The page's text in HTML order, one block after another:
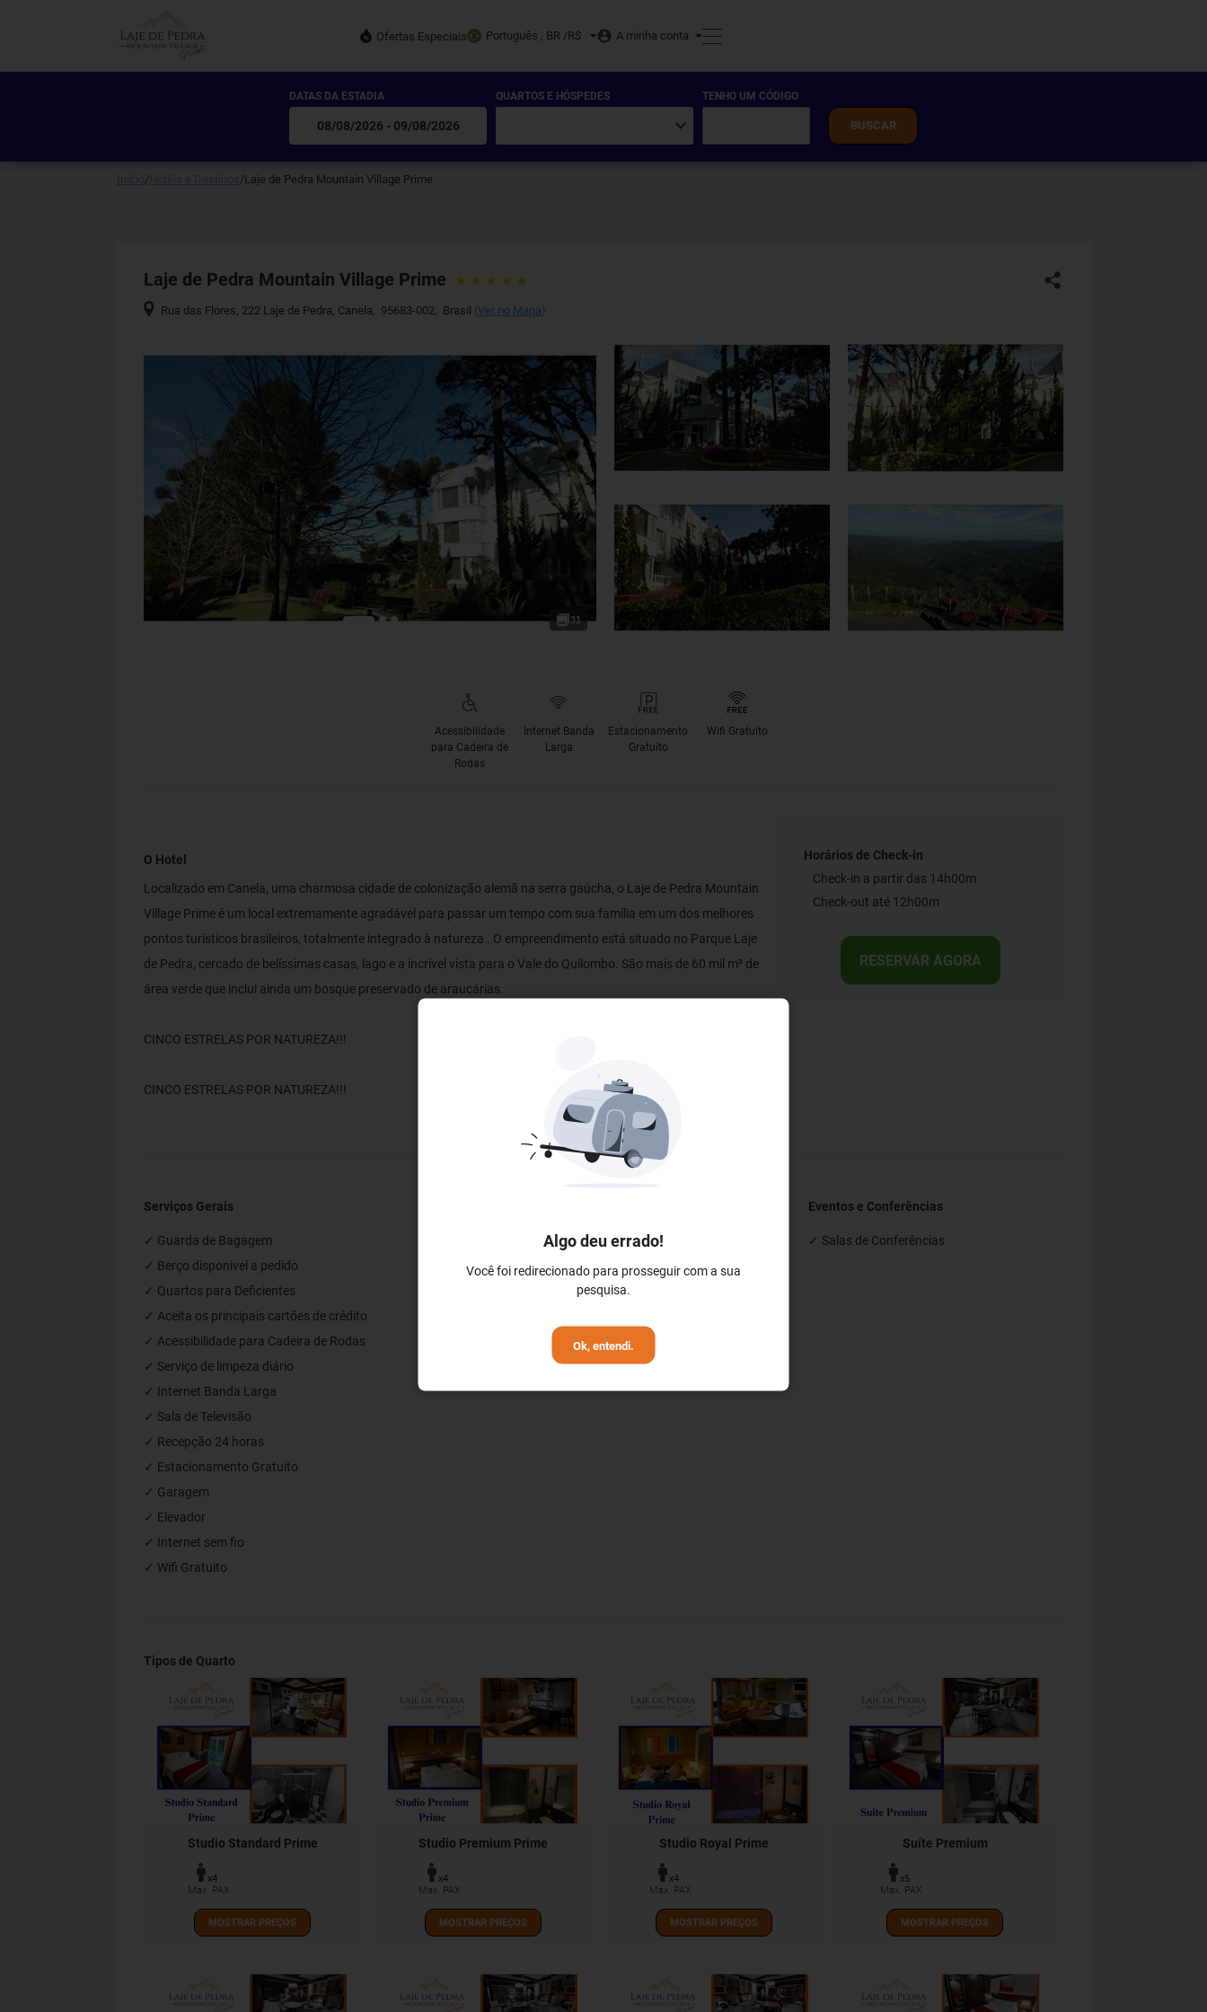
Ofertas Especiais Português , BR /R$ A minha conta
Algo deu errado!
Você foi redirecionado para prosseguir com a sua
pesquisa.
Ok, entendi.
DATAS DA ESTADIA QUARTOS E HÓSPEDES TENHO UM CÓDIGO
BUSCAR
/ /Laje de Pedra Mountain Village Prime
Laje de Pedra Mountain Village Prime
Rua das Flores, 222 Laje de Pedra, Canela, 95683-002, Brasil (Ver no Mapa)
31
Acessibilidade
para Cadeira de
Rodas
Internet Banda
Larga
Estacionamento
Gratuito
Wifi Gratuito
O Hotel
Localizado em Canela, uma charmosa cidade de colonização alemã na serra gaúcha, o Laje de Pedra Mountain
Village Prime é um local extremamente agradável para passar um tempo com sua família em um dos melhores
pontos turísticos brasileiros, totalmente integrado à natureza . O empreendimento está situado no Parque Laje
de Pedra, cercado de belíssimas casas, lago e a incrível vista para o Vale do Quilombo. São mais de 60 mil m² de
área verde que inclui ainda um bosque preservado de araucárias.
CINCO ESTRELAS POR NATUREZA!!!
CINCO ESTRELAS POR NATUREZA!!!
Horários de Check-in
Check-in a partir das 14h00m
Check-out até 12h00m
RESERVAR AGORA
Serviços Gerais
✓ Guarda de Bagagem
✓ Berço disponivel a pedido
✓ Quartos para Deficientes
✓ Aceita os principais cartões de crédito
✓ Acessibilidade para Cadeira de Rodas
✓ Serviço de limpeza diário
✓ Internet Banda Larga
✓ Sala de Televisão
✓ Recepção 24 horas
✓ Estacionamento Gratuito
✓ Garagem
✓ Elevador
✓ Internet sem fio
✓ Wifi Gratuito
✓ Aluguel de bicicletas
✓ Espaço Kids
✓ Academia de ginástica gratuita
Eventos e Conferências
✓ Salas de Conferências
Tipos de Quarto
Studio Standard Prime
x4
Max. PAX
MOSTRAR PREÇOS
Studio Premium Prime
x4
Max. PAX
MOSTRAR PREÇOS
Studio Royal Prime
x4
Max. PAX
MOSTRAR PREÇOS
Suíte Premium
x5
Max. PAX
MOSTRAR PREÇOS